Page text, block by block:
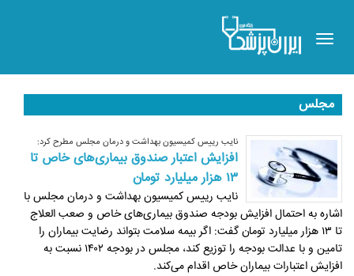
Toggle
navigation
مجلس
نایب رییس کمیسیون بهداشت و درمان مجلس مطرح کرد:
افزایش اعتبار صندوق بیماری‌های خاص تا
۱۳ هزار میلیارد تومان
نایب رییس کمیسیون بهداشت و درمان مجلس با
اشاره به احتمال افزایش بودجه صندوق بیماری‌های خاص و صعب العلاج
تا ۱۳ هزار میلیارد تومان گفت: اگر بیمه سلامت بتواند رضایت بیماران را
تامین و با عدالت بودجه را توزیع کند، مجلس در بودجه ۱۴۰۲ نسبت به
افزایش اعتبارات بیماران خاص اقدام می‌کند.